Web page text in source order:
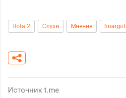
Dota 2 Слухи Мнение finargot
Источник t.me